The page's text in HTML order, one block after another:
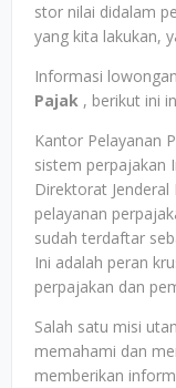
stor nilai didalam
yang kita lakukan,
Informasi
Pajak , berikut ini
Kantor Pelayanan
sistem perpajakan
Direktorat
pelayanan
sudah terdaftar
Ini adalah peran
perpajakan dan
Salah satu misi
memahami dan
memberikan